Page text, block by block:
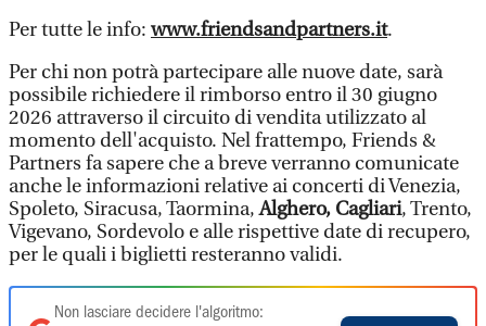
Per tutte le info: www.friendsandpartners.it.
Per chi non potrà partecipare alle nuove date, sarà
possibile richiedere il rimborso entro il 30 giugno
2026 attraverso il circuito di vendita utilizzato al
momento dell'acquisto. Nel frattempo, Friends &
Partners fa sapere che a breve verranno comunicate
anche le informazioni relative ai concerti di Venezia,
Spoleto, Siracusa, Taormina,Alghero, Cagliari, Trento,
Vigevano, Sordevolo e alle rispettive date di recupero,
per le quali i biglietti resteranno validi.
Non lasciare decidere l'algoritmo: